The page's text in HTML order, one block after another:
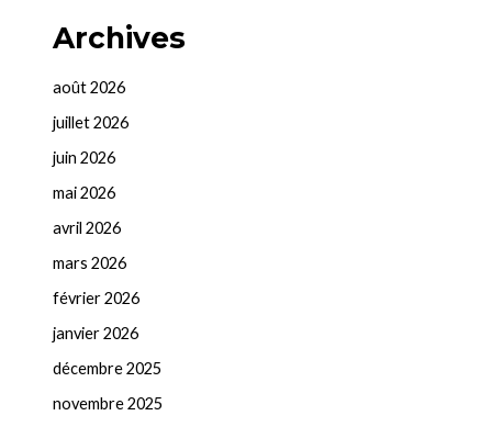
Archives
août 2026
juillet 2026
juin 2026
mai 2026
avril 2026
mars 2026
février 2026
janvier 2026
décembre 2025
novembre 2025